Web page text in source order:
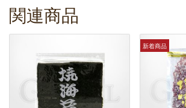
関連商品
新着商品